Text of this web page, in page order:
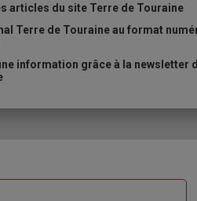
articles du site Terre de Touraine
Terre de Touraine au format
information grâce à la newsletter